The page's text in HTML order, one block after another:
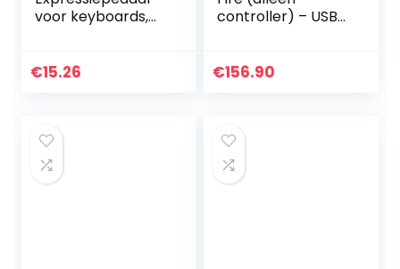
voor keyboards,
lers en
€15.26
controller) – USB
64 pad RGB Clip /
€156.90